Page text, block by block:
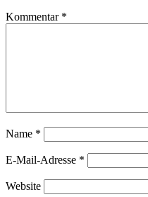
Kommentar *
Name *
E-Mail-Adresse *
Website